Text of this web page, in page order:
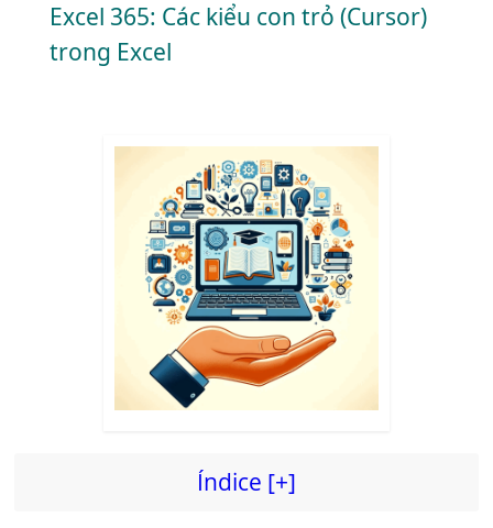
V
i
d
e
Excel 365: Các kiểu con trỏ (Cursor)
trong Excel
Índice [+]